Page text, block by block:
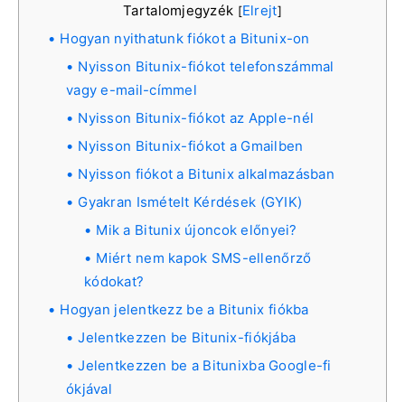
Tartalomjegyzék [Elrejt]
Hogyan nyithatunk fiókot a Bitunix-on
Nyisson Bitunix-fiókot telefonszámmal
vagy e-mail-címmel
Nyisson Bitunix-fiókot az Apple-nél
Nyisson Bitunix-fiókot a Gmailben
Nyisson fiókot a Bitunix alkalmazásban
Gyakran Ismételt Kérdések (GYIK)
Mik a Bitunix újoncok előnyei?
Miért nem kapok SMS-ellenőrző
kódokat?
Hogyan jelentkezz be a Bitunix fiókba
Jelentkezzen be Bitunix-fiókjába
Jelentkezzen be a Bitunixba Google-fi
ókjával